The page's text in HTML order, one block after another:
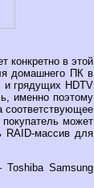
конкретно в этой
домашнего ПК в
и грядущих HDTV
именно поэтому
соответствующее
может
RAID-массив для
Samsung